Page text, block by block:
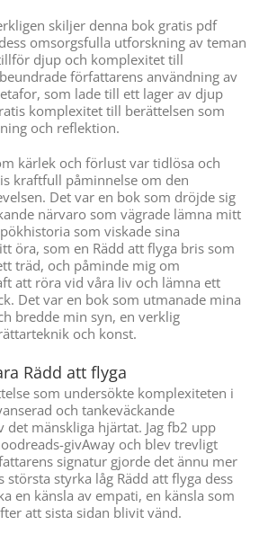
skiljer denna bok gratis pdf
omsorgsfulla utforskning av teman
djup och komplexitet till
författarens användning av
som lade till ett lager av djup
komplexitet till berättelsen som
och reflektion.
kärlek och förlust var tidlösa och
kraftfull påminnelse om den
Det var en bok som dröjde sig
närvaro som vägrade lämna mitt
som viskade sina
öra, som en Rädd att flyga bris som
träd, och påminde mig om
att röra vid våra liv och lämna ett
Det var en bok som utmanade mina
bredde min syn, en verklig
och konst.
Rädd att flyga
som undersökte komplexiteten i
och tankeväckande
det mänskliga hjärtat. Jag fb2 upp
givAway och blev trevligt
signatur gjorde det ännu mer
största styrka låg Rädd att flyga dess
en känsla av empati, en känsla som
att sista sidan blivit vänd.